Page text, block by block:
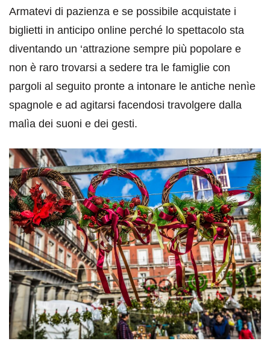
Armatevi di pazienza e se possibile acquistate i
biglietti in anticipo online perché lo spettacolo sta
diventando un ‘attrazione sempre più popolare e
non è raro trovarsi a sedere tra le famiglie con
pargoli al seguito pronte a intonare le antiche nenìe
spagnole e ad agitarsi facendosi travolgere dalla
malìa dei suoni e dei gesti.